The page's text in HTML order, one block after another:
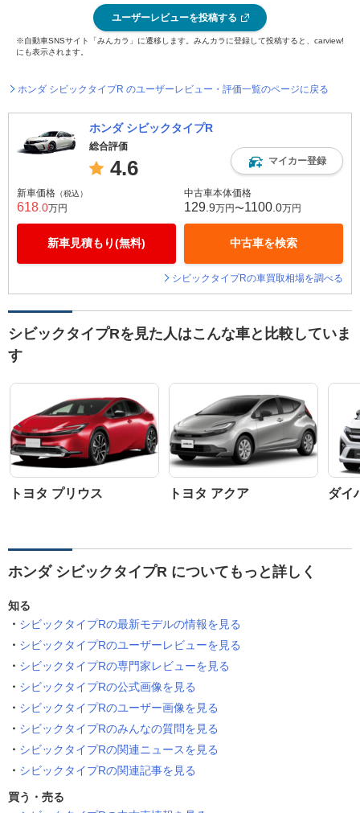
ユーザーレビューを投稿する
※自動車SNSサイト「みんカラ」に遷移します。みんカラに登録して投稿すると、carview!
にも表示されます。
ホンダ シビックタイプR のユーザーレビュー・評価一覧のページに戻る
ホンダ シビックタイプR
総合評価
4.6 マイカー登録
新車価格 （税込）
618 .0万円
新車見積もり(無料)
中古車本体価格
129 .9万円〜1100 .0万円
中古車を検索
シビックタイプRの車買取相場を調べる
シビックタイプRを見た人はこんな車と比較していま
す
トヨタ プリウス トヨタ アクア ダイ
ホンダ シビックタイプR についてもっと詳しく
知る
シビックタイプRの最新モデルの情報を見る
シビックタイプRのユーザーレビューを見る
シビックタイプRの専門家レビューを見る
シビックタイプRの公式画像を見る
シビックタイプRのユーザー画像を見る
シビックタイプRのみんなの質問を見る
シビックタイプRの関連ニュースを見る
シビックタイプRの関連記事を見る
買う・売る